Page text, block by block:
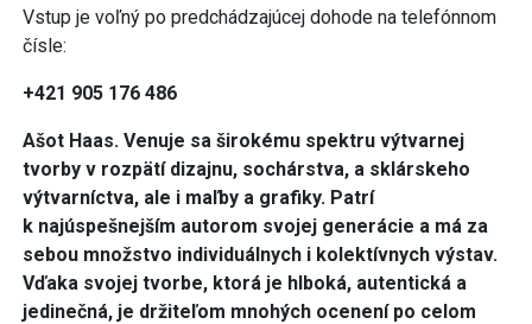
Vstup je voľný po predchádzajúcej dohode na telefónnom
čísle:
+421 905 176 486
Ašot Haas. Venuje sa širokému spektru výtvarnej
tvorby v rozpätí dizajnu, sochárstva, a sklárskeho
výtvarníctva, ale i maľby a grafiky. Patrí
k najúspešnejším autorom svojej generácie a má za
sebou množstvo individuálnych i kolektívnych výstav.
Vďaka svojej tvorbe, ktorá je hlboká, autentická a
jedinečná, je držiteľom mnohých ocenení po celom